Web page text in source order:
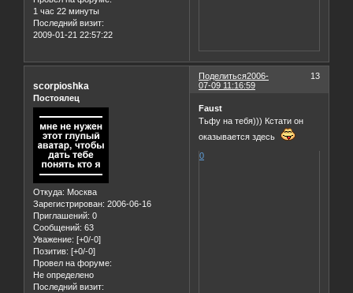
1 час 22 минуты
Последний визит:
2009-01-21 22:57:22
Поделиться 13
2006-
07-09 11:16:59
scorpioshka
Постоялец
Откуда: Москва
Зарегистрирован: 2006-06-16
Приглашений: 0
Сообщений: 63
Уважение: [+0/-0]
Позитив: [+0/-0]
Провел на форуме:
Не определено
Последний визит:
Faust
Тьфу на тебя))) Кстати он
оказывается здесь
0